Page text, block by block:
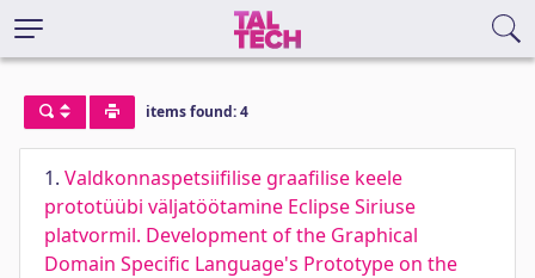
items found: 4
1. Valdkonnaspetsiifilise graafilise keele
prototüübi väljatöötamine Eclipse Siriuse
platvormil. Development of the Graphical
Domain Specific Language's Prototype on the